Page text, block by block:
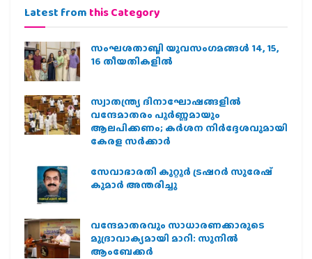
Latest from this Category
സംഘശതാബ്ദി യുവസംഗമങ്ങള്‍ 14, 15,
16 തീയതികളില്‍
സ്വാതന്ത്ര്യ ദിനാഘോഷങ്ങളിൽ
വന്ദേമാതരം പൂർണ്ണമായും
ആലപിക്കണം; കർശന നിർദ്ദേശവുമായി
കേരള സർക്കാർ
സേവാഭാരതി കുറ്റൂർ ട്രഷറർ സുരേഷ്
കുമാർ അന്തരിച്ചു
വന്ദേമാതരവും സാധാരണക്കാരുടെ
മുദ്രാവാക്യമായി മാറി: സുനിൽ
ആംബേക്കർ